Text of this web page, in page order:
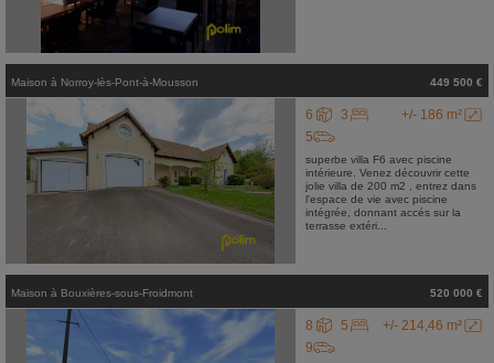
Maison à Norroy-lès-Pont-à-Mousson 449 500 €
+/- 186 m²
6
3
5
superbe villa F6 avec piscine
intérieure. Venez découvrir cette
jolie villa de 200 m2 , entrez dans
l'espace de vie avec piscine
intégrée, donnant accés sur la
terrasse extéri...
Maison à Bouxières-sous-Froidmont 520 000 €
+/- 214,46 m²
8
5
9